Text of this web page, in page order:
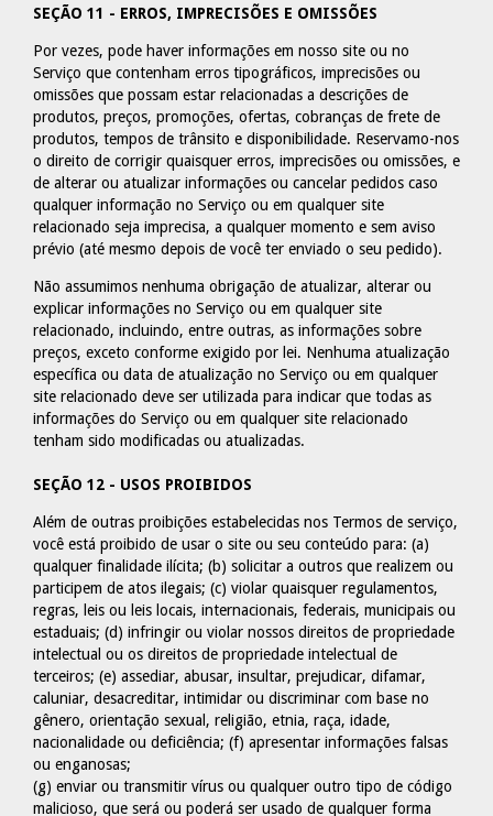
SEÇÃO 11 - ERROS, IMPRECISÕES E OMISSÕES
Por vezes, pode haver informações em nosso site ou no
Serviço que contenham erros tipográficos, imprecisões ou
omissões que possam estar relacionadas a descrições de
produtos, preços, promoções, ofertas, cobranças de frete de
produtos, tempos de trânsito e disponibilidade. Reservamo-nos
o direito de corrigir quaisquer erros, imprecisões ou omissões, e
de alterar ou atualizar informações ou cancelar pedidos caso
qualquer informação no Serviço ou em qualquer site
relacionado seja imprecisa, a qualquer momento e sem aviso
prévio (até mesmo depois de você ter enviado o seu pedido).
Não assumimos nenhuma obrigação de atualizar, alterar ou
explicar informações no Serviço ou em qualquer site
relacionado, incluindo, entre outras, as informações sobre
preços, exceto conforme exigido por lei. Nenhuma atualização
específica ou data de atualização no Serviço ou em qualquer
site relacionado deve ser utilizada para indicar que todas as
informações do Serviço ou em qualquer site relacionado
tenham sido modificadas ou atualizadas.
SEÇÃO 12 - USOS PROIBIDOS
Além de outras proibições estabelecidas nos Termos de serviço,
você está proibido de usar o site ou seu conteúdo para: (a)
qualquer finalidade ilícita; (b) solicitar a outros que realizem ou
participem de atos ilegais; (c) violar quaisquer regulamentos,
regras, leis ou leis locais, internacionais, federais, municipais ou
estaduais; (d) infringir ou violar nossos direitos de propriedade
intelectual ou os direitos de propriedade intelectual de
terceiros; (e) assediar, abusar, insultar, prejudicar, difamar,
caluniar, desacreditar, intimidar ou discriminar com base no
gênero, orientação sexual, religião, etnia, raça, idade,
nacionalidade ou deficiência; (f) apresentar informações falsas
ou enganosas;
(g) enviar ou transmitir vírus ou qualquer outro tipo de código
malicioso, que será ou poderá ser usado de qualquer forma